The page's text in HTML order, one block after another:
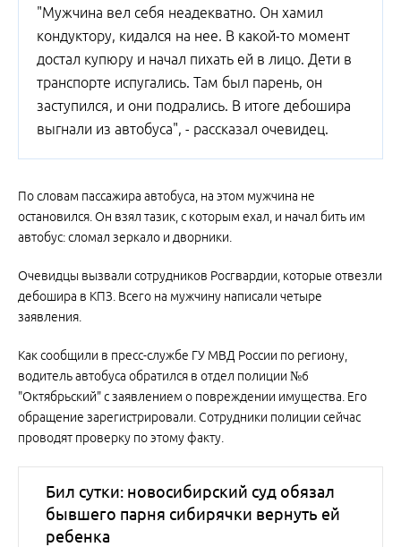
"Мужчина вел себя неадекватно. Он хамил
кондуктору, кидался на нее. В какой-то момент
достал купюру и начал пихать ей в лицо. Дети в
транспорте испугались. Там был парень, он
заступился, и они подрались. В итоге дебошира
выгнали из автобуса", - рассказал очевидец.
По словам пассажира автобуса, на этом мужчина не
остановился. Он взял тазик, с которым ехал, и начал бить им
автобус: сломал зеркало и дворники.
Очевидцы вызвали сотрудников Росгвардии, которые отвезли
дебошира в КПЗ. Всего на мужчину написали четыре
заявления.
Как сообщили в пресс-службе ГУ МВД России по региону,
водитель автобуса обратился в отдел полиции №6
"Октябрьский" с заявлением о повреждении имущества. Его
обращение зарегистрировали. Сотрудники полиции сейчас
проводят проверку по этому факту.
Бил сутки: новосибирский суд обязал
бывшего парня сибирячки вернуть ей
ребенка